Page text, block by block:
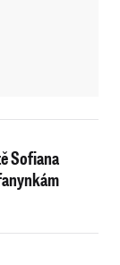
Sofiana